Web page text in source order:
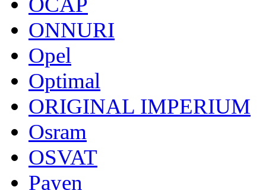
ONNURI
Opel
Optimal
ORIGINAL IMPERIUM
Osram
OSVAT
Payen